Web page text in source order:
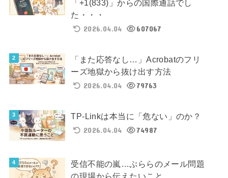
「+1(833)」からの国際通話でし
た・・・
2026.04.04
607067
「また応答なし…」Acrobatのフリ
ーズ地獄から抜け出す方法
2026.04.04
79763
TP-Linkは本当に「危ない」のか？
2026.04.04
74987
受信不能の嵐…ぷららのメール問題
の現場から伝えたいこと